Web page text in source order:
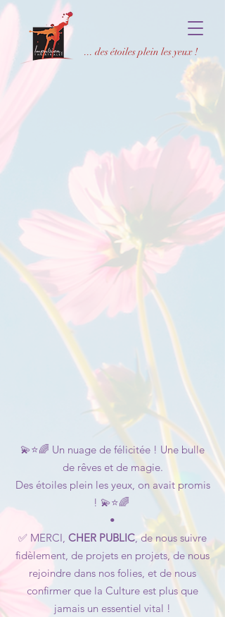
... des étoiles plein les yeux !
💫⭐️🌈 Un nuage de félicitée ! Une bulle
de rêves et de magie.
Des étoiles plein les yeux, on avait promis
! 💫⭐️🌈
•
✅ MERCI, CHER PUBLIC, de nous suivre
fidèlement, de projets en projets, de nous
rejoindre dans nos folies, et de nous
confirmer que la Culture est plus que
jamais un essentiel vital !